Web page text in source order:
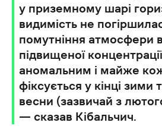
у приземному шарі
видимість не
помутніння атмосфери
підвищеної
аномальним і майже
фіксується у кінці зими
весни (зазвичай з
— сказав Кібальчич.